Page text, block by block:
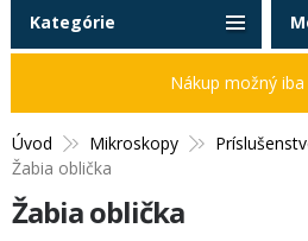
Úvod Mikroskopy
Žabia oblička
Žabia oblička
Kategórie
Nákup možný iba